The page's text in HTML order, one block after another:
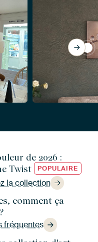
Open Window
de 2026 :
Twist
POPULAIRE
la collection
comment ça
fréquentes